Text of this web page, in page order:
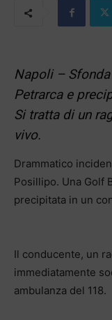
Napoli –
Petrarca e
Si tratta di un
vivo.
Drammatico
Posillipo. Una Golf
precipitata in un
Il conducente, un
immediatamente
ambulanza del 118.